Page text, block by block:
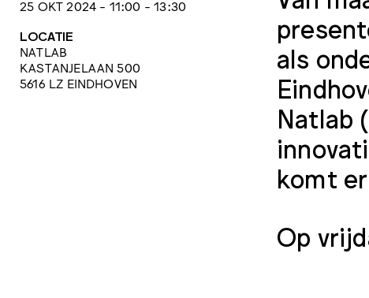
25 OKT 2024 - 11:00 - 13:30
LOCATIE
NATLAB
KASTANJELAAN 500
5616 LZ EINDHOVEN
als
Natlab
komt
Op